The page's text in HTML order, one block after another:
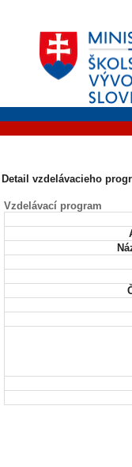
Detail vzdelávacieho
Vzdelávací program